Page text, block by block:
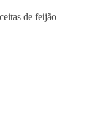
de feijão